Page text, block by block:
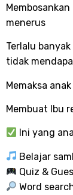
menerus
Terlalu
tidak
Memaksa
Membuat Ibu
Ini yang
Belajar
Quiz &
Word